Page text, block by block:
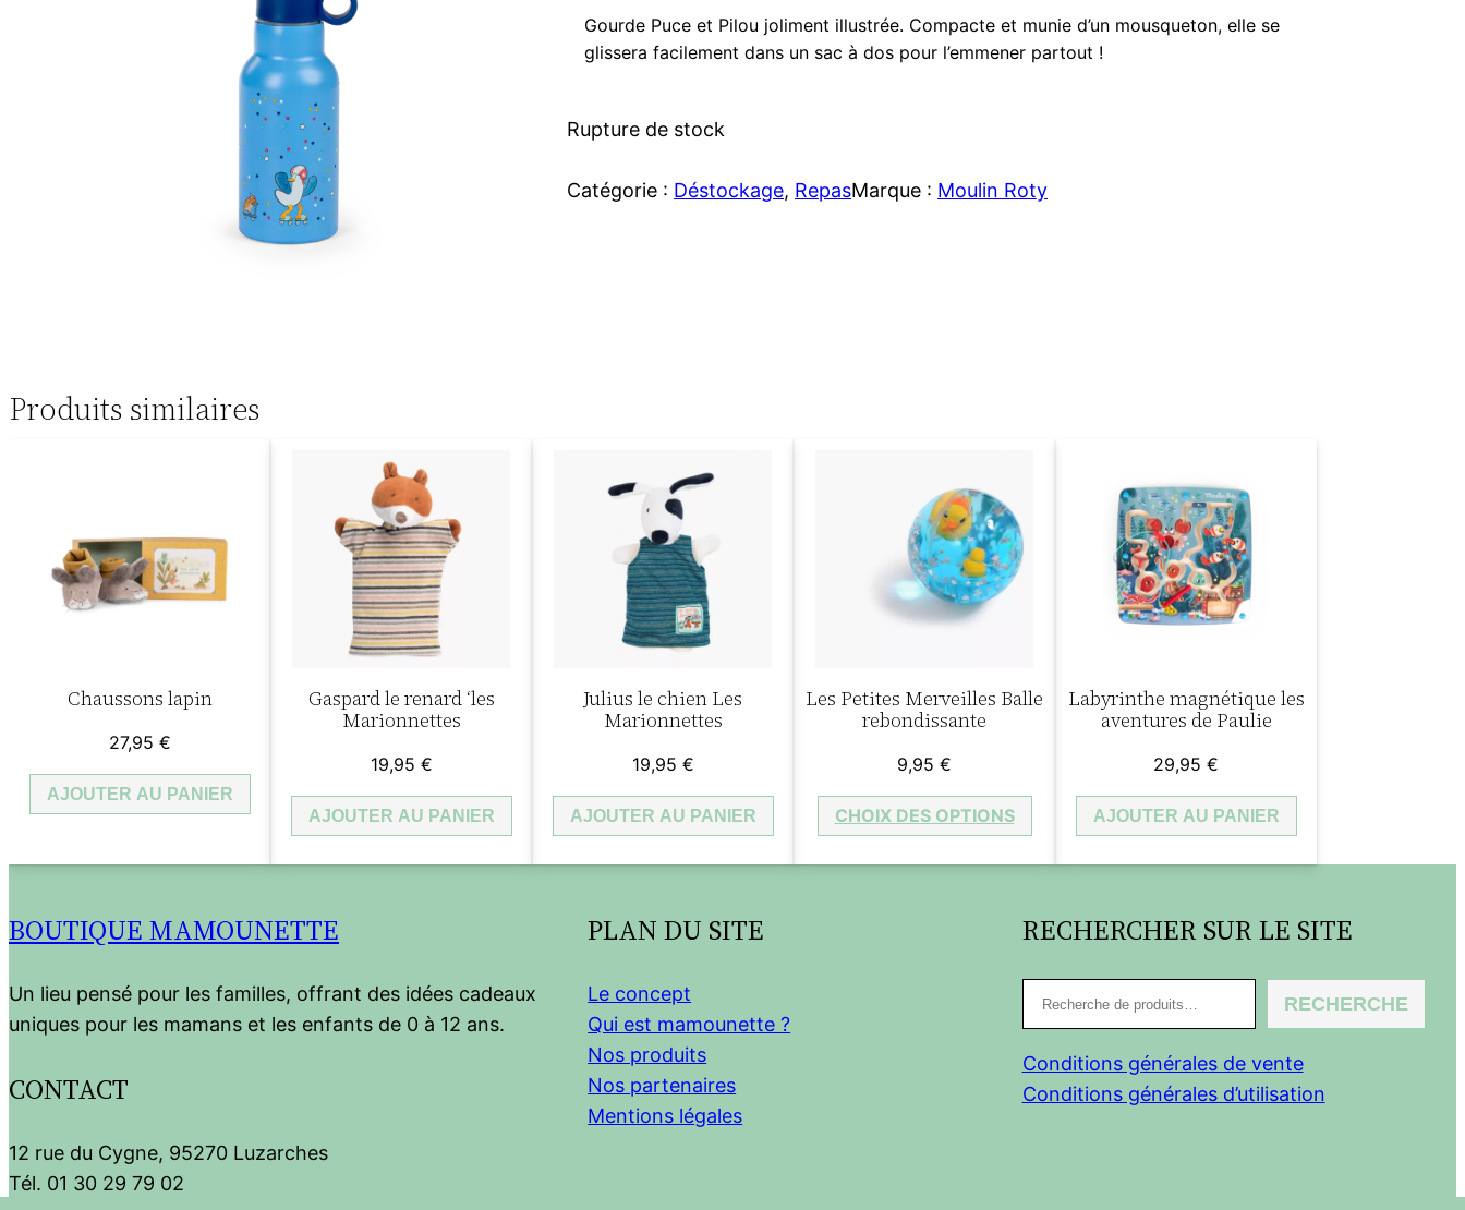
Gourde Puce et Pilou joliment illustrée. Compacte et munie d’un mousqueton, elle se
glissera facilement dans un sac à dos pour l’emmener partout !
Rupture de stock
Catégorie : Déstockage, RepasMarque : Moulin Roty
Produits similaires
Chaussons lapin
27,95 €
AJOUTER AU PANIER
Gaspard le renard ‘les
Marionnettes
19,95 €
AJOUTER AU PANIER
Julius le chien Les
Marionnettes
19,95 €
AJOUTER AU PANIER
Les Petites Merveilles Balle
rebondissante
9,95 €
CHOIX DES OPTIONS
Labyrinthe magnétique les
aventures de Paulie
29,95 €
AJOUTER AU PANIER
BOUTIQUE MAMOUNETTE
Un lieu pensé pour les familles, offrant des idées cadeaux
uniques pour les mamans et les enfants de 0 à 12 ans.
CONTACT
12 rue du Cygne, 95270 Luzarches
Tél. 01 30 29 79 02
PLAN DU SITE
Le concept
Qui est mamounette ?
Nos produits
Nos partenaires
Mentions légales
RECHERCHER SUR LE SITE
e
c
h
RECHERCHE
Conditions générales de vente
Conditions générales d’utilisation